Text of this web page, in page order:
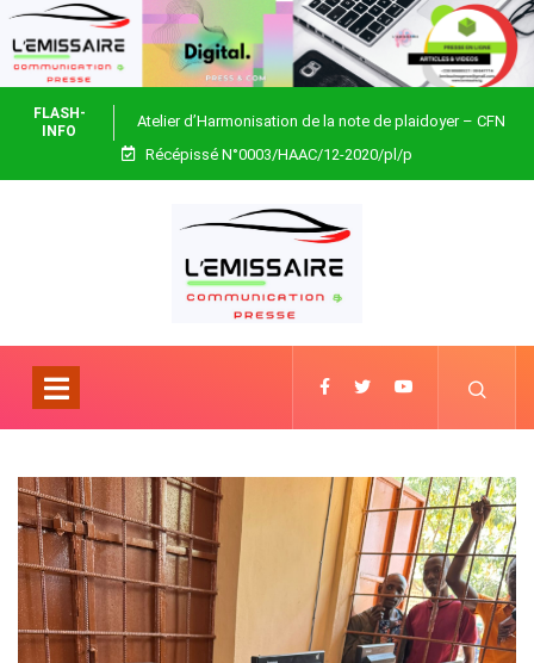
FLASH-
INFO
Atelier d’Harmonisation de la note de plaidoyer – CFN
Togo
Récépissé N°0003/HAAC/12-2020/pl/p